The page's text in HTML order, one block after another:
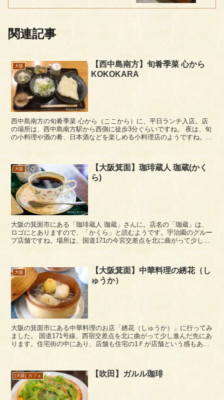
関連記事
大阪
【西中島南方】旬肴季菜 心から
KOKOKARA
西中島南方の旬肴季菜 心から（ここから）に、平日ランチ入店。店
の場所は、西中島南方駅から西側に徒歩3分ぐらいですね。 夜は、旬
の小料理や酒の肴、日本酒などを楽しめる小料理店のようですね。
大阪
【大阪箕面】珈琲蔵人 珈蔵(かく
ら)
大阪の箕面市にある「珈琲蔵人 珈蔵」さんに。店名の「珈蔵」は、
ロゴにとありますので、「かくら」と読むようです。宇治園のグルー
プ店舗ですね。場所は、国道171の今宮交差点を北に曲がって少し進
大阪
【大阪箕面】中華料理の綉花（し
ゅうか）
大阪の箕面市にある中華料理のお店「綉花（しゅうか）」に行ってみ
ました。 国道171号線、西宿交差点を北に曲がって少し進んだ先にあ
ります。住宅街の中にあり、店舗も住宅の1Ｆが店舗という感もあり
[大阪] カフェ 【吹田】ガルル珈琲